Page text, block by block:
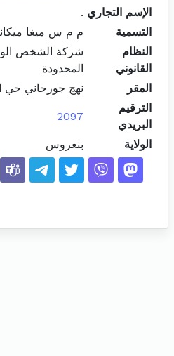
الإسم التجاري .
التسمية
م م س ميغا
النظام
القانوني
شركة الشخص
المحدودة
المقر
نهج جورجاني حي
الترقيم
البريدي
2097
الولاية بنعروس